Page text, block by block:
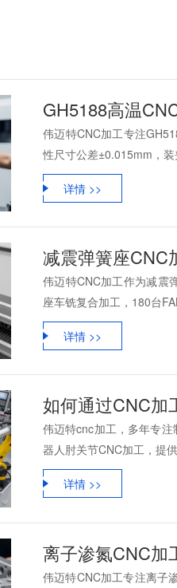
GH5188高温
伟迈特CNC加工专注
性尺寸公差±0.015mm，
详情 >>
减震弹簧座CNC
伟迈特CNC加工作为减震
座车铣复合加工，180台
详情 >>
伟迈特cnc加工，多年专
器人肘关节CNC加工，提
详情 >>
伟迈特CNC加工专注离子